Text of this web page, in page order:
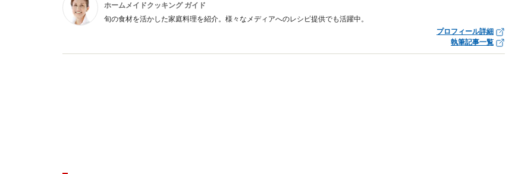
ホームメイドクッキング ガイド
旬の食材を活かした家庭料理を紹介。様々なメディアへのレシピ提供でも活躍中。
プロフィール詳細
執筆記事一覧